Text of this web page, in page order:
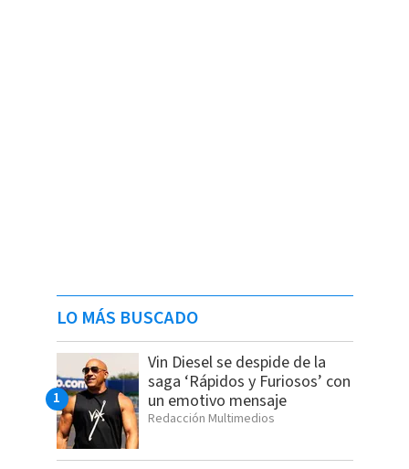
LO MÁS BUSCADO
Vin Diesel se despide de la
saga ‘Rápidos y Furiosos’ con
un emotivo mensaje
Redacción Multimedios